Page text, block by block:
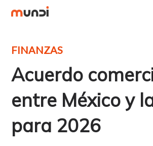
FINANZAS
Acuerdo
entre México y
para 2026